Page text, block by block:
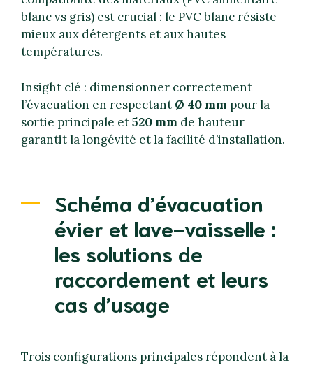
blanc vs gris) est crucial : le PVC blanc résiste
mieux aux détergents et aux hautes
températures.
Insight clé : dimensionner correctement
l’évacuation en respectant Ø 40 mm pour la
sortie principale et520 mm de hauteur
garantit la longévité et la facilité d’installation.
Schéma d’évacuation
évier et lave-vaisselle :
les solutions de
raccordement et leurs
cas d’usage
Trois configurations principales répondent à la